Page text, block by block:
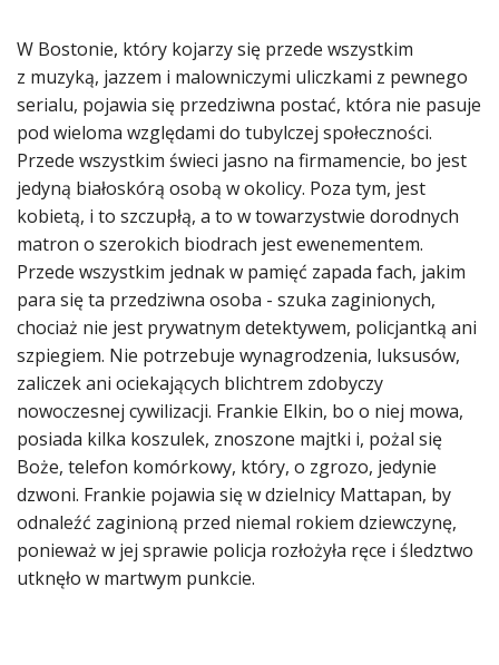
W Bostonie, który kojarzy się przede wszystkim
z muzyką, jazzem i malowniczymi uliczkami z pewnego
serialu, pojawia się przedziwna postać, która nie pasuje
pod wieloma względami do tubylczej społeczności.
Przede wszystkim świeci jasno na firmamencie, bo jest
jedyną białoskórą osobą w okolicy. Poza tym, jest
kobietą, i to szczupłą, a to w towarzystwie dorodnych
matron o szerokich biodrach jest ewenementem.
Przede wszystkim jednak w pamięć zapada fach, jakim
para się ta przedziwna osoba - szuka zaginionych,
chociaż nie jest prywatnym detektywem, policjantką ani
szpiegiem. Nie potrzebuje wynagrodzenia, luksusów,
zaliczek ani ociekających blichtrem zdobyczy
nowoczesnej cywilizacji. Frankie Elkin, bo o niej mowa,
posiada kilka koszulek, znoszone majtki i, pożal się
Boże, telefon komórkowy, który, o zgrozo, jedynie
dzwoni. Frankie pojawia się w dzielnicy Mattapan, by
odnaleźć zaginioną przed niemal rokiem dziewczynę,
ponieważ w jej sprawie policja rozłożyła ręce i śledztwo
utknęło w martwym punkcie.